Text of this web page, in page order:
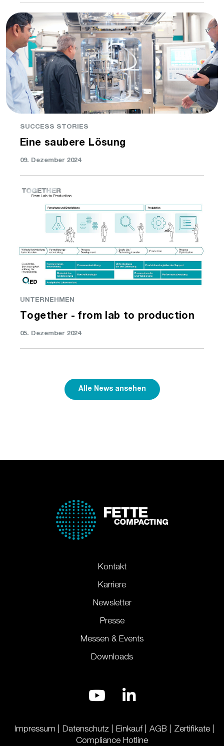
SUCCESS STORIES
Eine saubere Lösung
09. Dezember 2024
UNTERNEHMEN
Together - from lab to production
05. Dezember 2024
Alle News ansehen
Kontakt
Karriere
Newsletter
Presse
Messen & Events
Downloads
Impressum Datenschutz Einkauf AGB
Zertifikate
Compliance Hotline